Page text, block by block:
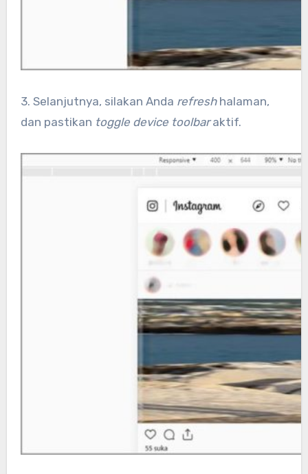
3. Selanjutnya, silakan Anda refreshhalaman,
dan pastikan toggle device toolbaraktif.